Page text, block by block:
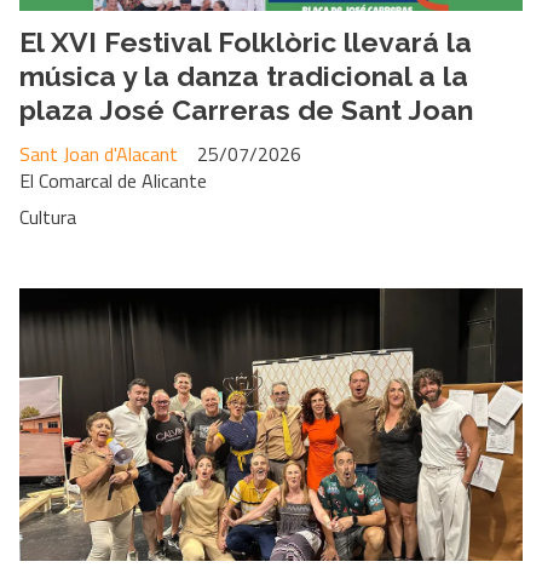
El XVI Festival Folklòric llevará la
música y la danza tradicional a la
plaza José Carreras de Sant Joan
El Comarcal de Alicante
Sant Joan d'Alacant 25/07/2026
Cultura